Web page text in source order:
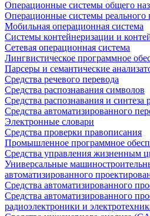
Операционные системы общего
Операционные системы реального
Мобильная операционная система
Системы контейнеризации и
Сетевая операционная система
Лингвистическое программное
Парсеры и семантические
Средства речевого перевода
Средства распознавания символов
Средства распознавания и синтеза
Средства автоматизированного
Электронные словари
Средства проверки правописания
Промышленное программное
Средства управления жизненным
Универсальные
автоматизированного
Средства автоматизированного
Средства автоматизированного
радиоэлектроники и